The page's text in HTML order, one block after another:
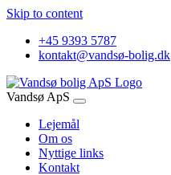
Skip to content
+45 9393 5787
kontakt@vandsø-bolig.dk
Vandsø ApS
Lejemål
Om os
Nyttige links
Kontakt